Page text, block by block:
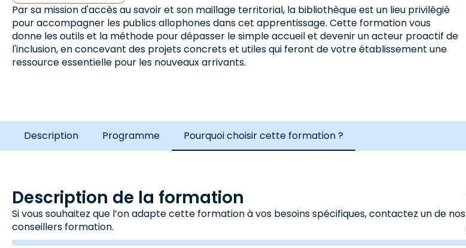
Par sa mission d'accès au savoir et son maillage territorial, la bibliothèque est un lieu privilégié
pour accompagner les publics allophones dans cet apprentissage. Cette formation vous
donne les outils et la méthode pour dépasser le simple accueil et devenir un acteur proactif de
l'inclusion, en concevant des projets concrets et utiles qui feront de votre établissement une
ressource essentielle pour les nouveaux arrivants.
Description Programme Pourquoi choisir cette formation ?
Description de la formation
Si vous souhaitez que l’on adapte cette formation à vos besoins spécifiques, contactez un de nos
conseillers formation.